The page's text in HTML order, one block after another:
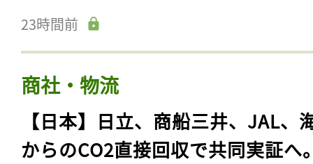
23時間前
商社・物流
【日本】日立、商船三井、JAL、
からのCO2直接回収で共同実証へ